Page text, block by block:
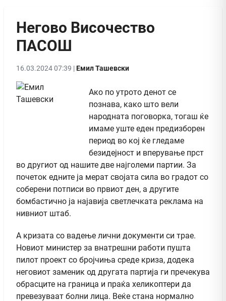
Негово Височество
ПАСОШ
16.03.2024 07:39 |Емил Ташевски
Ако по утрото денот се
познава, како што вели
народната поговорка, тогаш ќе
имаме уште еден предизборен
период во кој ќе гледаме
безидејност и вперување прст
во другиот од нашите две најголеми партии. За
почеток едните ја мерат својата сила во градот со
соберени потписи во првиот ден, а другите
бомбастично ја најавија светлечката реклама на
нивниот штаб.
А кризата со вадење лични документи си трае.
Новиот министер за внатрешни работи пушта
пилот проект со бројчиња среде криза, додека
неговиот заменик од другата партија ги пречекува
обрасците на граница и праќа хеликоптери да
превезуваат болни лица. Веќе стана нормално